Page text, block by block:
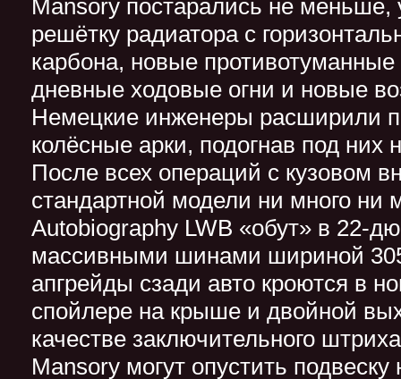
Mansory постарались не меньше,
решётку радиатора с
карбона, новые
дневные ходовые огни и новые
Немецкие инженеры расширили
колёсные арки, подогнав под
После всех операций с кузовом
стандартной модели ни много ни
Autobiography LWB «обут» в 22-
массивными шинами шириной
апгрейды сзади авто кроются в
спойлере на крыше и двойной
качестве заключительного
Mansory могут опустить